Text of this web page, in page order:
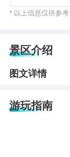
* 以上信息仅供参
景区介绍
图文详情
游玩指南